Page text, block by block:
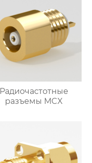
Радиочастотные
разъемы MCX